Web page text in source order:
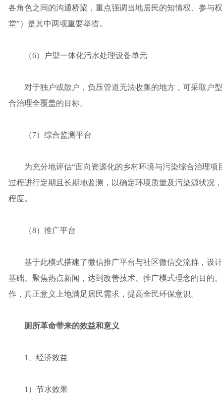
各角色之间的沟通桥梁，重点强调当地居民的知情权、参与
堂”）是其中两项重要举措。
（6）户型一体化污水处理设备单元
对于独户或散户，负压管道无法收集的地方，可采取户
合治理全覆盖的目标。
（7）综合监测平台
为充分地评估“面向资源化的乡村环境与污染综合治理项
过程进行定期且长期地监测，以确定环境质量及污染源状况
程度。
（8）推广平台
基于此模式搭建了微信推广平台与社区微信交流群，设
基础、聚焦热点新闻，达到改善技术、推广模式理念的目的
作，真正意义上地满足居民需求，提高全民环保意识。
厕所革命带来的效益和意义
1、经济效益
1）节水效果